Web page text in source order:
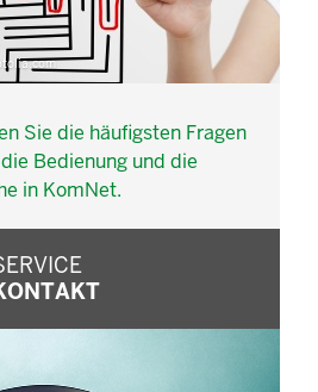
Sie die häufigsten Fragen
Bedienung und die
in KomNet.